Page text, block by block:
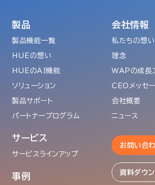
製品
製品機能一覧
HUEの想い
HUEのAI機能
ソリューション
製品サポート
パートナープログラム
サービス
サービスラインアップ
事例
会社情報
私たちの想い
理念
WAPの成長
CEOメッセ
会社概要
ニュース
お問い合
資料ダウン